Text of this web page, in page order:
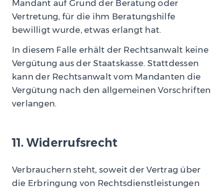
Mandant auf Grund der Beratung oder
Vertretung, für die ihm Beratungshilfe
bewilligt wurde, etwas erlangt hat.
In diesem Falle erhält der Rechtsanwalt keine
Vergütung aus der Staatskasse. Stattdessen
kann der Rechtsanwalt vom Mandanten die
Vergütung nach den allgemeinen Vorschriften
verlangen.
11. Widerrufsrecht
Verbrauchern steht, soweit der Vertrag über
die Erbringung von Rechtsdienstleistungen